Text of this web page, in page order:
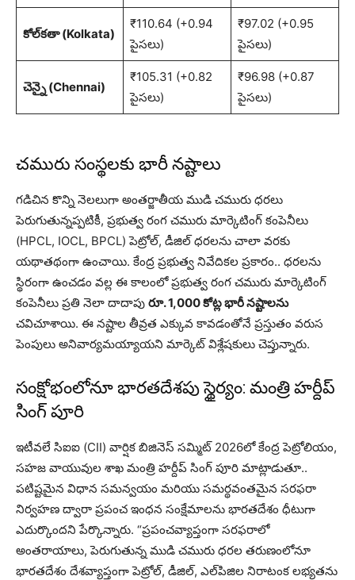
కోల్‌కతా (Kolkata)
₹110.64 (+0.94
పైసలు)
₹97.02 (+0.95
పైసలు)
చెన్నై (Chennai)
₹105.31 (+0.82
పైసలు)
₹96.98 (+0.87
పైసలు)
చమురు సంస్థలకు భారీ నష్టాలు
గడిచిన కొన్ని నెలలుగా అంతర్జాతీయ ముడి చమురు ధరలు
పెరుగుతున్నప్పటికీ, ప్రభుత్వ రంగ చమురు మార్కెటింగ్ కంపెనీలు
(HPCL, IOCL, BPCL) పెట్రోల్, డీజిల్ ధరలను చాలా వరకు
యథాతథంగా ఉంచాయి. కేంద్ర ప్రభుత్వ నివేదికల ప్రకారం.. ధరలను
స్థిరంగా ఉంచడం వల్ల ఈ కాలంలో ప్రభుత్వ రంగ చమురు మార్కెటింగ్
కంపెనీలు ప్రతి నెలా దాదాపు రూ. 1,000 కోట్ల భారీ నష్టాలను
చవిచూశాయి. ఈ నష్టాల తీవ్రత ఎక్కువ కావడంతోనే ప్రస్తుతం వరుస
పెంపులు అనివార్యమయ్యాయని మార్కెట్ విశ్లేషకులు చెప్తున్నారు.
సంక్షోభంలోనూ భారతదేశపు స్థైర్యం: మంత్రి హర్దీప్
సింగ్ పూరి
ఇటీవలే సిఐఐ (CII) వార్షిక బిజినెస్ సమ్మిట్ 2026లో కేంద్ర పెట్రోలియం,
సహజ వాయువుల శాఖ మంత్రి హర్దీప్ సింగ్ పూరి మాట్లాడుతూ..
పటిష్టమైన విధాన సమన్వయం మరియు సమర్థవంతమైన సరఫరా
నిర్వహణ ద్వారా ప్రపంచ ఇంధన సంక్షేమాలను భారతదేశం ధీటుగా
ఎదుర్కొందని పేర్కొన్నారు. “ప్రపంచవ్యాప్తంగా సరఫరాలో
అంతరాయాలు, పెరుగుతున్న ముడి చమురు ధరల తరుణంలోనూ
భారతదేశం దేశవ్యాప్తంగా పెట్రోల్, డీజిల్, ఎల్‌పిజిల నిరాటంక లభ్యతను